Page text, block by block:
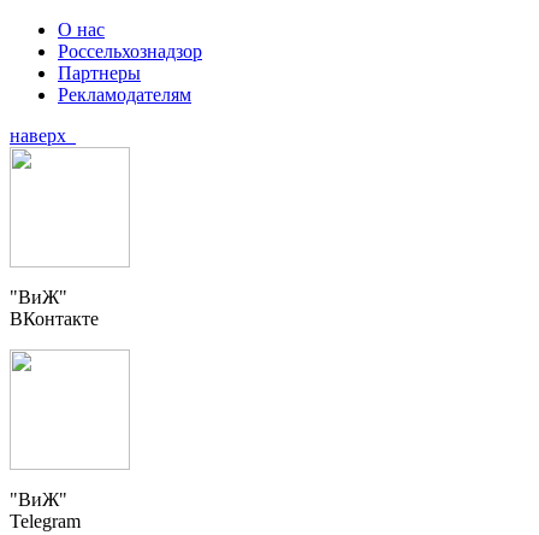
О нас
Россельхознадзор
Партнеры
Рекламодателям
наверх
"ВиЖ"
ВКонтакте
"ВиЖ"
Telegram